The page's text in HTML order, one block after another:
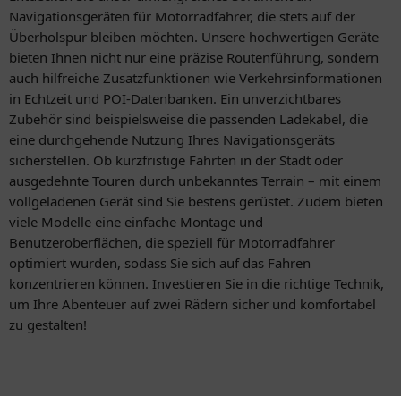
Navigationsgeräten für Motorradfahrer, die stets auf der
Überholspur bleiben möchten. Unsere hochwertigen Geräte
bieten Ihnen nicht nur eine präzise Routenführung, sondern
auch hilfreiche Zusatzfunktionen wie Verkehrsinformationen
in Echtzeit und POI-Datenbanken. Ein unverzichtbares
Zubehör sind beispielsweise die passenden Ladekabel, die
eine durchgehende Nutzung Ihres Navigationsgeräts
sicherstellen. Ob kurzfristige Fahrten in der Stadt oder
ausgedehnte Touren durch unbekanntes Terrain – mit einem
vollgeladenen Gerät sind Sie bestens gerüstet. Zudem bieten
viele Modelle eine einfache Montage und
Benutzeroberflächen, die speziell für Motorradfahrer
optimiert wurden, sodass Sie sich auf das Fahren
konzentrieren können. Investieren Sie in die richtige Technik,
um Ihre Abenteuer auf zwei Rädern sicher und komfortabel
zu gestalten!